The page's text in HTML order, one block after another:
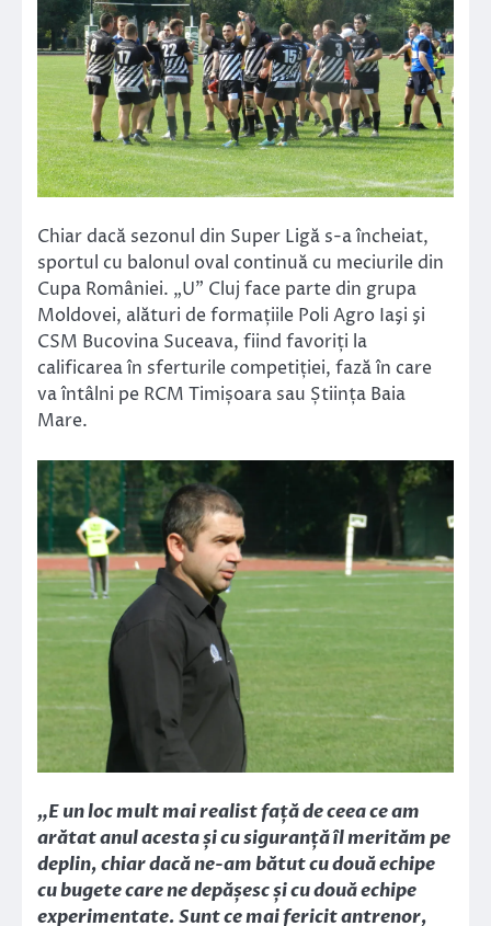
Chiar dacă sezonul din Super Ligă s-a încheiat,
sportul cu balonul oval continuă cu meciurile din
Cupa României. „U” Cluj face parte din grupa
Moldovei, alături de formațiile Poli Agro Iaşi şi
CSM Bucovina Suceava, fiind favoriți la
calificarea în sferturile competiției, fază în care
va întâlni pe RCM Timișoara sau Știința Baia
Mare.
„E un loc mult mai realist față de ceea ce am
arătat anul acesta și cu siguranță îl merităm pe
deplin, chiar dacă ne-am bătut cu două echipe
cu bugete care ne depășesc și cu două echipe
experimentate. Sunt ce mai fericit antrenor,